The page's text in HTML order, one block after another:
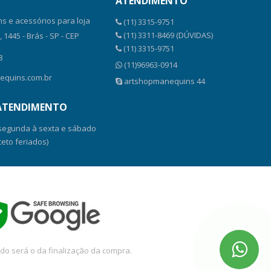
e acessórios para loja
- Brás - SP - CEP
à sexta e sábado
feriados)
(11) 3315-9751
(11) 3311-8469 (DÚVIDAS)
(11) 3315-9751
(11)96963-0914
artshopmanequins 44
será o da finalização da compra.